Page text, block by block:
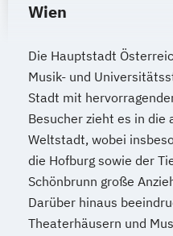
Wien
Die Hauptstadt
Musik- und
Stadt mit
Besucher zieht es in die
Weltstadt, wobei
die Hofburg sowie der
Schönbrunn große
Darüber hinaus
Theaterhäusern und